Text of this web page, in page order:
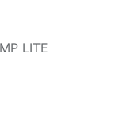
LITE